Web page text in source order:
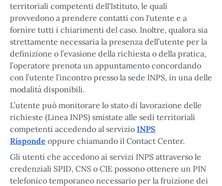
territoriali competenti dell'Istituto, le quali
provvedono a prendere contatti con l'utente e a
fornire tutti i chiarimenti del caso. Inoltre, qualora sia
strettamente necessaria la presenza dell’utente per la
definizione o l’evasione della richiesta o della pratica,
l’operatore prenota un appuntamento concordando
con l’utente l’incontro presso la sede INPS, in una delle
modalità disponibili.
L’utente può monitorare lo stato di lavorazione delle
richieste (Linea INPS) smistate alle sedi territoriali
competenti accedendo al servizio INPS
Risponde oppure chiamando il Contact Center.
Gli utenti che accedono ai servizi INPS attraverso le
credenziali SPID, CNS o CIE possono ottenere un PIN
telefonico temporaneo necessario per la fruizione dei